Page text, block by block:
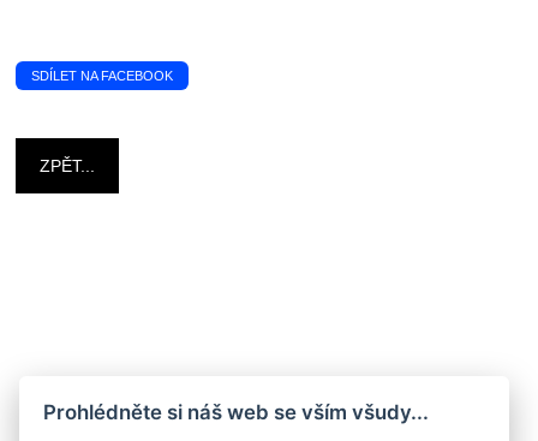
SDÍLET NA FACEBOOK
ZPĚT...
Prohlédněte si náš web se vším všudy...